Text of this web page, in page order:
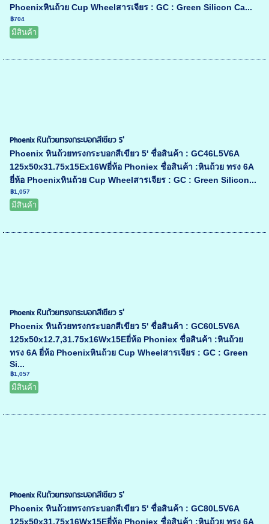
Phoenixหินถ้วย Cup Wheelสารเจียร : GC : Green Silicon Ca...
฿704
มีสินค้า
Phoenix หินถ้วยทรงกระบอกสีเขียว 5'
Phoenix หินถ้วยทรงกระบอกสีเขียว 5' ชื่อสินค้า : GC46L5V6A
125x50x31.75x15Ex16Wยี่ห้อ Phoniex ชื่อสินค้า :หินถ้วย ทรง 6A
ยี่ห้อ Phoenixหินถ้วย Cup Wheelสารเจียร : GC : Green Silicon...
฿1,057
มีสินค้า
Phoenix หินถ้วยทรงกระบอกสีเขียว 5'
Phoenix หินถ้วยทรงกระบอกสีเขียว 5' ชื่อสินค้า : GC60L5V6A
125x50x12.7,31.75x16Wx15Eยี่ห้อ Phoniex ชื่อสินค้า :หินถ้วย
ทรง 6A ยี่ห้อ Phoenixหินถ้วย Cup Wheelสารเจียร : GC : Green
Si...
฿1,057
มีสินค้า
Phoenix หินถ้วยทรงกระบอกสีเขียว 5'
Phoenix หินถ้วยทรงกระบอกสีเขียว 5' ชื่อสินค้า : GC80L5V6A
125x50x31.75x16Wx15Eยี่ห้อ Phoniex ชื่อสินค้า :หินถ้วย ทรง 6A